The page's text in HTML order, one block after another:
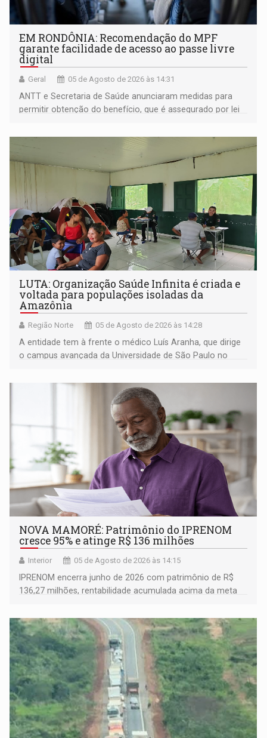
EM RONDÔNIA: Recomendação do MPF
garante facilidade de acesso ao passe livre
digital
Geral 05 de Agosto de 2026 às 14:31
ANTT e Secretaria de Saúde anunciaram medidas para
permitir obtenção do benefício, que é assegurado por lei
LUTA: Organização Saúde Infinita é criada e
voltada para populações isoladas da
Amazônia
Região Norte 05 de Agosto de 2026 às 14:28
A entidade tem à frente o médico Luís Aranha, que dirige
o campus avançada da Universidade de São Paulo no
NOVA MAMORÉ: Patrimônio do IPRENOM
cresce 95% e atinge R$ 136 milhões
Interior 05 de Agosto de 2026 às 14:15
IPRENOM encerra junho de 2026 com patrimônio de R$
136,27 milhões, rentabilidade acumulada acima da meta